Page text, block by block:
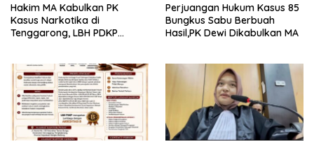
Hakim MA Kabulkan PK
Kasus Narkotika di
Tenggarong, LBH PDKP
Berkeadilan
Perjuangan Hukum Kasus 85
Bungkus Sabu Berbuah
Hasil,PK Dewi Dikabulkan MA